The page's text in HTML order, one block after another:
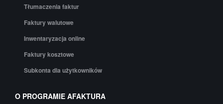
Tłumaczenia faktur
Faktury walutowe
Inwentaryzacja online
Faktury kosztowe
Subkonta dla użytkowników
O PROGRAMIE AFAKTURA